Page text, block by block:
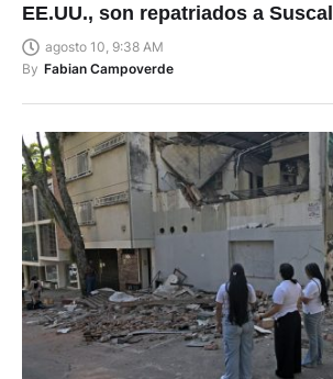
EE.UU., son repatriados a Suscal
agosto 10, 9:38 AM
By Fabian Campoverde